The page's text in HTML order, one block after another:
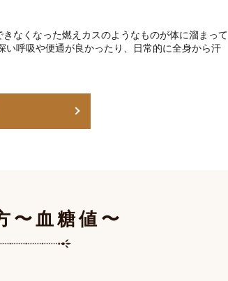
なくなった燃えカスのようなものが体に溜まって
い呼吸や便通が良かったり、日常的に全身から汗
〜血糖値〜